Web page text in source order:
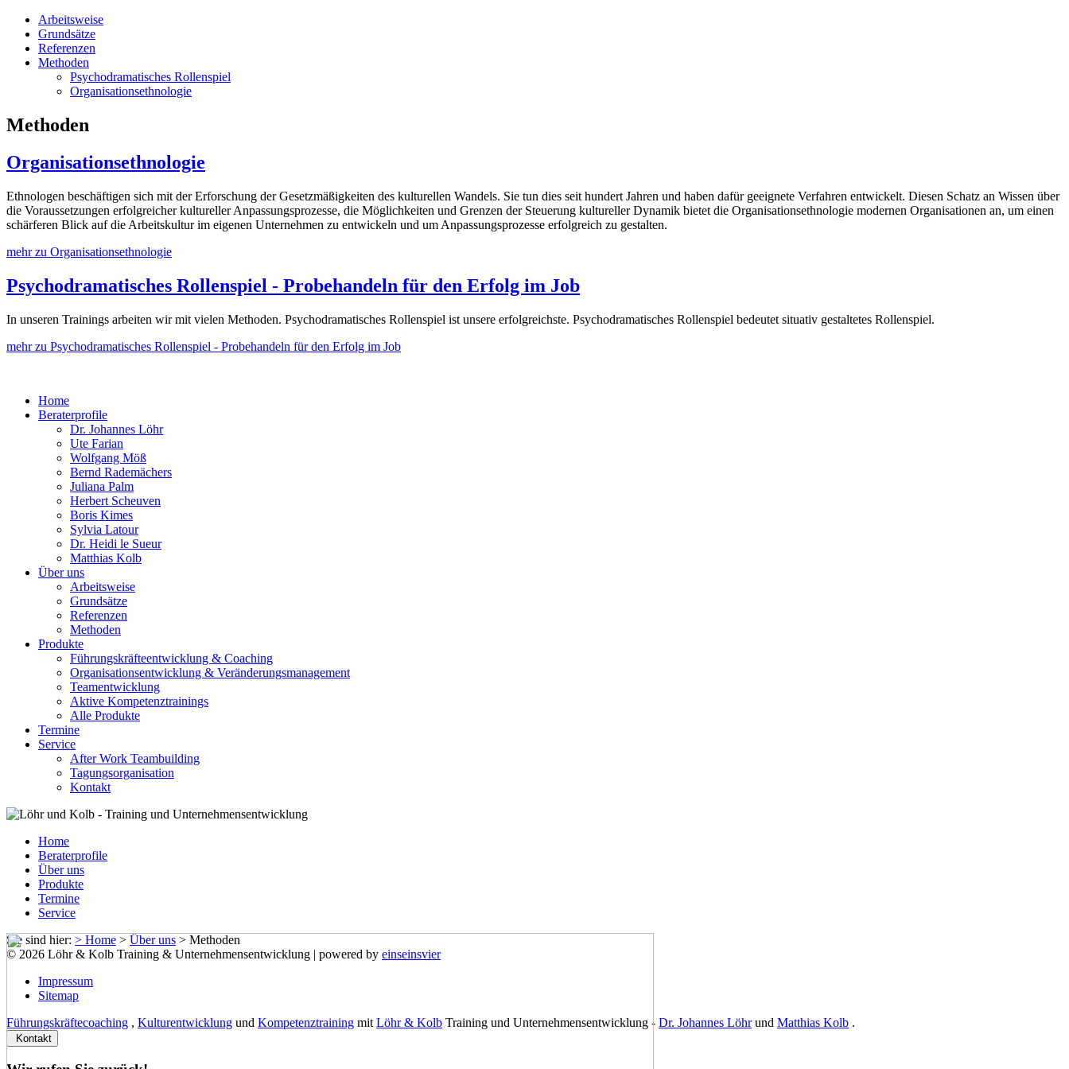
Arbeitsweise
Grundsätze
Referenzen
Methoden
Psychodramatisches Rollenspiel
Organisationsethnologie
Methoden
Organisationsethnologie
Ethnologen beschäftigen sich mit der Erforschung der Gesetzmäßigkeiten des kulturellen Wandels. Sie tun dies seit hundert Jahren und haben dafür geeignete Verfahren entwickelt. Diesen Schatz an Wissen über
die Voraussetzungen erfolgreicher kultureller Anpassungsprozesse, die Möglichkeiten und Grenzen der Steuerung kultureller Dynamik bietet die Organisationsethnologie modernen Organisationen an, um einen
schärferen Blick auf die Arbeitskultur im eigenen Unternehmen zu entwickeln und um Anpassungsprozesse erfolgreich zu gestalten.
mehr zu Organisationsethnologie
Psychodramatisches Rollenspiel - Probehandeln für den Erfolg im Job
In unseren Trainings arbeiten wir mit vielen Methoden. Psychodramatisches Rollenspiel ist unsere erfolgreichste. Psychodramatisches Rollenspiel bedeutet situativ gestaltetes Rollenspiel.
mehr zu Psychodramatisches Rollenspiel - Probehandeln für den Erfolg im Job
Home
Beraterprofile
Dr. Johannes Löhr
Ute Farian
Wolfgang Möß
Bernd Rademächers
Juliana Palm
Herbert Scheuven
Boris Kimes
Sylvia Latour
Dr. Heidi le Sueur
Matthias Kolb
Über uns
Arbeitsweise
Grundsätze
Referenzen
Methoden
Produkte
Führungskräfteentwicklung & Coaching
Organisationsentwicklung & Veränderungsmanagement
Teamentwicklung
Aktive Kompetenztrainings
Alle Produkte
Termine
Service
After Work Teambuilding
Tagungsorganisation
Kontakt
Home
Beraterprofile
Über uns
Produkte
Termine
Service
Sie sind hier: > Home > Über uns > Methoden
© 2026 Löhr & Kolb Training & Unternehmensentwicklung | powered by einseinsvier
Impressum
Sitemap
Führungskräftecoaching , Kulturentwicklung und Kompetenztraining mit Löhr & Kolb Training und Unternehmensentwicklung - Dr. Johannes Löhrund Matthias Kolb .
Kontakt